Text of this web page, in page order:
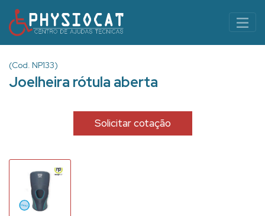
(Cod. NP133)
Joelheira rótula aberta
Solicitar cotação